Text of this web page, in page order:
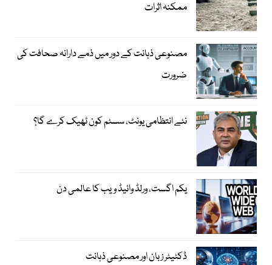
ممکنہ اثرات
مصنوعی ذہانت کے دور میں ذمے دارانہ صحافت کی
ضرورت
نئے انتظامی یونٹ، سسٹم کون ٹھیک کرے گا؟
یکم اگست، ورلڈ وائیڈ ویب کا عالمی دن
ڈکٹیٹر زبان اور مصنوعی ذہانت